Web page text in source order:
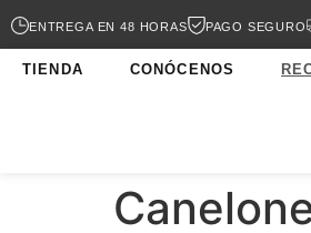
ENTREGA EN 48 HORAS PAGO SEGURO
TIENDA CONÓCENOS